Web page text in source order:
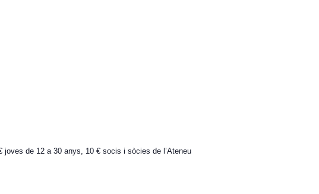
de 12 a 30 anys, 10 € socis i sòcies de l’Ateneu